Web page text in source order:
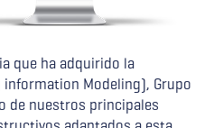
que ha adquirido la
Modeling), Grupo
de nuestros principales